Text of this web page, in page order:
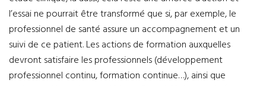
l’essai ne pourrait être transformé que si, par exemple, le
professionnel de santé assure un accompagnement et un
suivi de ce patient. Les actions de formation auxquelles
devront satisfaire les professionnels (développement
professionnel continu, formation continue…), ainsi que